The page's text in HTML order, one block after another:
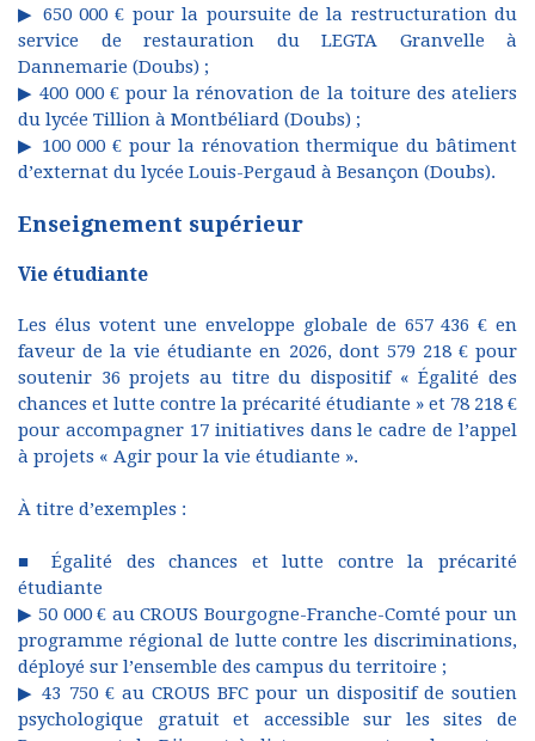
▶ 650 000 € pour la poursuite de la restructuration du
service de restauration du LEGTA Granvelle à
Dannemarie (Doubs) ;
▶ 400 000 € pour la rénovation de la toiture des ateliers
du lycée Tillion à Montbéliard (Doubs) ;
▶ 100 000 € pour la rénovation thermique du bâtiment
d’externat du lycée Louis-Pergaud à Besançon (Doubs).
Enseignement supérieur
Vie étudiante
Les élus votent une enveloppe globale de 657 436 € en
faveur de la vie étudiante en 2026, dont 579 218 € pour
soutenir 36 projets au titre du dispositif « Égalité des
chances et lutte contre la précarité étudiante » et 78 218 €
pour accompagner 17 initiatives dans le cadre de l’appel
à projets « Agir pour la vie étudiante ».
À titre d’exemples :
■ Égalité des chances et lutte contre la précarité
étudiante
▶ 50 000 € au CROUS Bourgogne-Franche-Comté pour un
programme régional de lutte contre les discriminations,
déployé sur l’ensemble des campus du territoire ;
▶ 43 750 € au CROUS BFC pour un dispositif de soutien
psychologique gratuit et accessible sur les sites de